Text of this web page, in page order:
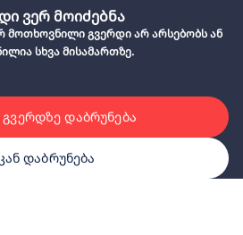
ვერ მოიძებნა
მოთხოვნილი გვერდი არ არსებობს ან
სხვა მისამართზე.
დაბრუნება
დაბრუნება